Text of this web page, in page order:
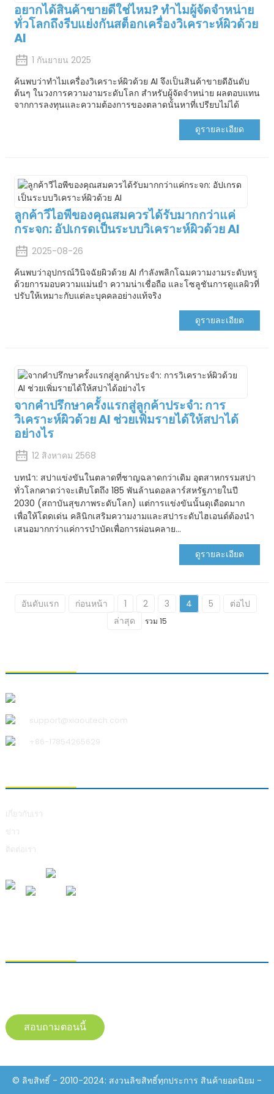
อยากได้สินค้าขายดีใช่ไหม? ทำไมผู้จัดจำหน่าย
ทั่วโลกถึงรีบแย่งกันสต็อกเครื่องวิเคราะห์ผิวด้วย
AI
1 กันยายน 2025
ค้นพบว่าทำไมเครื่องวิเคราะห์ผิวด้วย AI จึงเป็นสินค้าขายดีอันดับ
ต้นๆ ในวงการความงามระดับโลก สำหรับผู้จัดจำหน่าย ผลตอบแทน
จากการลงทุนและความต้องการของตลาดนั้นหาที่เปรียบไม่ได้
ดูรายละเอียด
ลูกค้าวีไอพีของคุณสมควรได้รับมากกว่าแค่
กระจก: อัปเกรดเป็นระบบวิเคราะห์ผิวด้วย AI
2025-08-26
ค้นพบว่าอุปกรณ์วินิจฉัยผิวด้วย AI กำลังพลิกโฉมความงามระดับหรู
ด้วยการมอบความแม่นยำ ความน่าเชื่อถือ และโซลูชันการดูแลผิวที่
ปรับให้เหมาะกับแต่ละบุคคลอย่างแท้จริง
ดูรายละเอียด
จากคำปรึกษาครั้งแรกสู่ลูกค้าประจำ: การ
วิเคราะห์ผิวด้วย AI ช่วยเพิ่มรายได้ให้สปาได้
อย่างไร
12 สิงหาคม 2568
บทนำ: สปาแข่งขันในตลาดที่ชาญฉลาดกว่าเดิม อุตสาหกรรมสปา
ทั่วโลกคาดว่าจะเติบโตถึง 185 พันล้านดอลลาร์สหรัฐภายในปี
2030 (สถาบันสุขภาพระดับโลก) แต่การแข่งขันนั้นดุเดือดมาก
เพื่อให้โดดเด่น คลินิกเสริมความงามและสปาระดับไฮเอนด์ต้องนำ
เสนอมากกว่าแค่การบำบัดเพื่อการผ่อนคลาย...
ดูรายละเอียด
อันดับแรก ก่อนหน้า 1 2 3 4 5
ต่อไป
ล่าสุด
รวม 15
support@xiaoutech.com
+86-17854265629
เกี่ยวกับเรา
ข่าว
ติดต่อเรา
สอบถามตอนนี้
© ลิขสิทธิ์ - 2010-2024: สงวนลิขสิทธิ์ทุกประการ สินค้ายอดนิยม -